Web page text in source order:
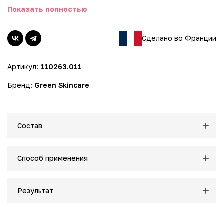
Ключевые преимущества:
последующего крема
- Очищение: эффективно устраняет несовершенства
- Натуральность: 98,9% ингредиентов натурального
происхождения
- Высокая концентрация активных компонентов: 32,7%.
- Экстракт прополиса - способствует очищению
Показать полностью
Сделано во Франции
Артикул: 110263.011
Бренд: Green Skincare
Состав
Способ применения
Результат